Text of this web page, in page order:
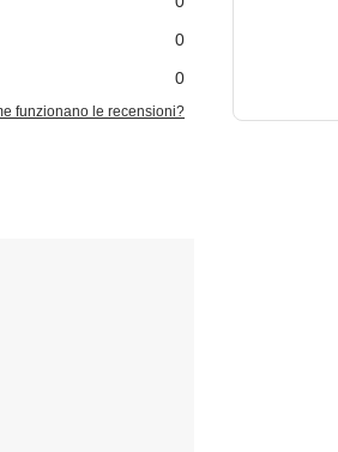
0
0
funzionano le recensioni?